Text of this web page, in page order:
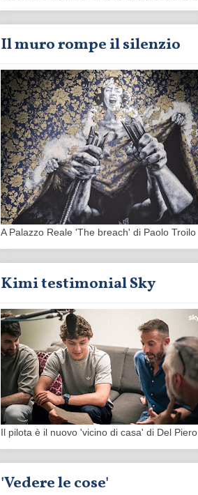
Il muro rompe il silenzio
A Palazzo Reale 'The breach' di Paolo Troilo
Kimi testimonial Sky
Il pilota è il nuovo 'vicino di casa' di Del Piero
'Vedere le cose'